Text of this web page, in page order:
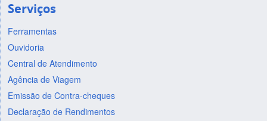
Serviços
Ferramentas
Ouvidoria
Central de Atendimento
Agência de Viagem
Emissão de Contra-cheques
Declaração de Rendimentos